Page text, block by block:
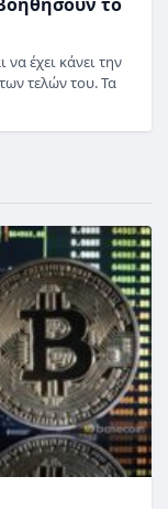
έχει κάνει την
τελών του. Τα